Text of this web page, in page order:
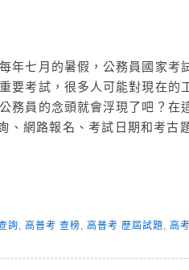
年七月的暑假，公務員國家考
要考試，很多人可能對現在的
務員的念頭就會浮現了吧？在
網路報名、考試日期和考古
詢, 高普考 查榜, 高普考 歷屆試題, 高